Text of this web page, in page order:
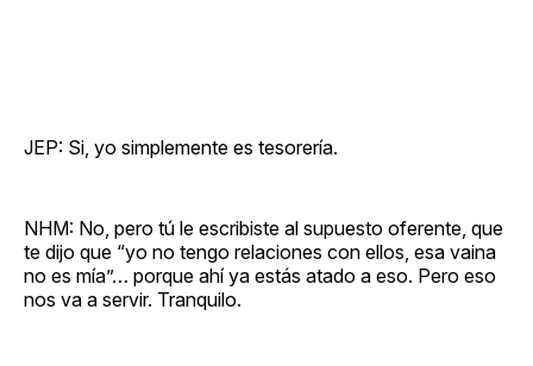
JEP: Si, yo simplemente es tesorería.
NHM: No, pero tú le escribiste al supuesto oferente, que
te dijo que “yo no tengo relaciones con ellos, esa vaina
no es mía”… porque ahí ya estás atado a eso. Pero eso
nos va a servir. Tranquilo.